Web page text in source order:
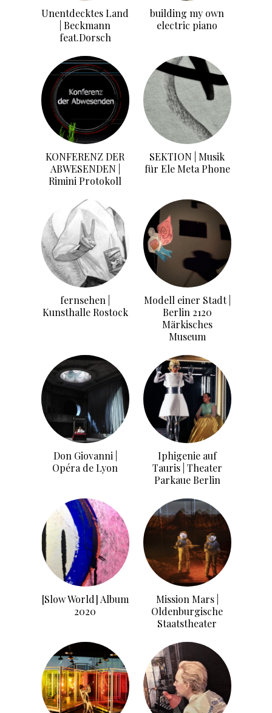
Unentdecktes Land
| Beckmann
feat.Dorsch
building my own
electric piano
KONFERENZ DER
ABWESENDEN |
Rimini Protokoll
SEKTION | Musik
für Ele Meta Phone
fernsehen |
Kunsthalle Rostock
Modell einer Stadt |
Berlin 2120
Märkisches
Museum
Don Giovanni |
Opéra de Lyon
Iphigenie auf
Tauris | Theater
Parkaue Berlin
[Slow World] Album
2020
Mission Mars |
Oldenburgische
Staatstheater